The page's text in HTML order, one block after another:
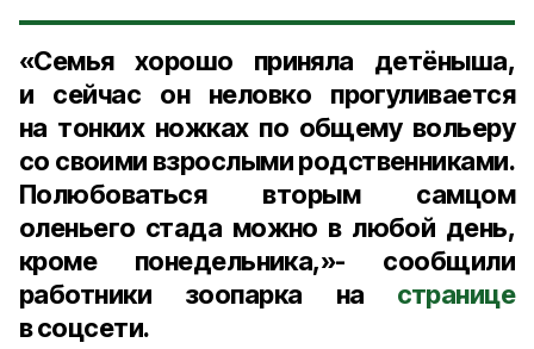
«Семья хорошо приняла детёныша,
и сейчас он неловко прогуливается
на тонких ножках по общему вольеру
со своими взрослыми родственниками.
Полюбоваться вторым самцом
оленьего стада можно в любой день,
кроме понедельника,»- сообщили
работники зоопарка на странице
в соцсети.